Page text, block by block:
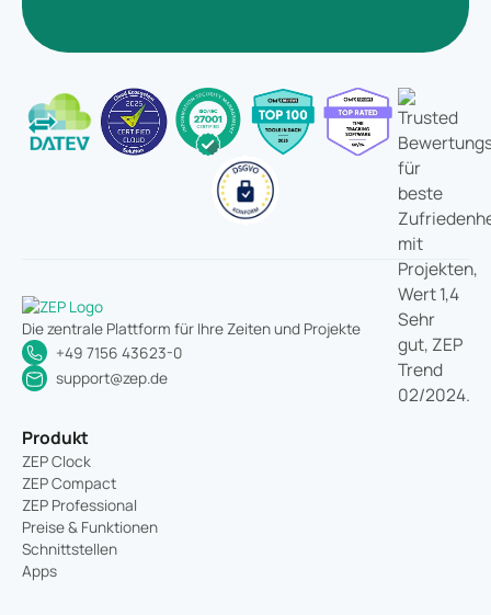
Die zentrale Plattform für Ihre Zeiten und Projekte
+49 7156 43623-0
support@zep.de
Produkt
ZEP Clock
ZEP Compact
ZEP Professional
Preise & Funktionen
Schnittstellen
Apps